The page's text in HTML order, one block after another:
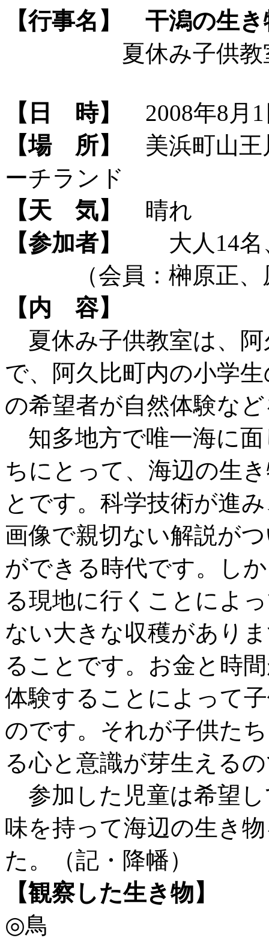
【行事名】
干潟の生
夏休み子供教室（
【日 時】
2008年8月
【場 所】
美浜町山王
ーチランド
【天 気】
晴れ
【参加者】
大人14名
（会員：榊原正、
【内 容】
夏休み子供教室は、阿
で、阿久比町内の小学
の希望者が自然体験な
知多地方で唯一海に
ちにとって、海辺の生
とです。科学技術が進
画像で親切ない解説が
ができる時代です。し
る現地に行くことによ
ない大きな収穫があり
ることです。お金と時
体験することによって
のです。それが子供た
る心と意識が芽生える
参加した児童は希望
味を持って海辺の生き
た。（記・降幡）
【観察した生き物】
◎鳥